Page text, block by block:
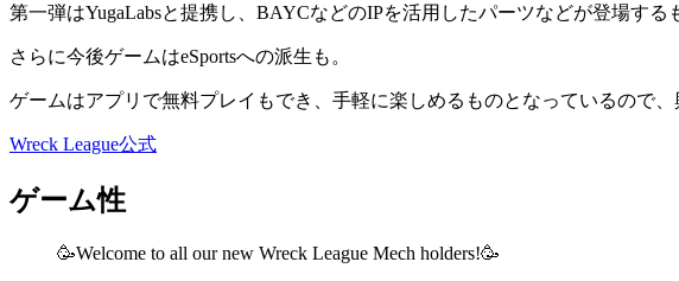
第一弾はYugaLabsと提携し、BAYCなどのIPを活用したパーツなどが登場する
さらに今後ゲームはeSportsへの派生も。
ゲームはアプリで無料プレイもでき、手軽に楽しめるものとなっているので
Wreck League公式
ゲーム性
🥳Welcome to all our new Wreck League Mech holders!🥳